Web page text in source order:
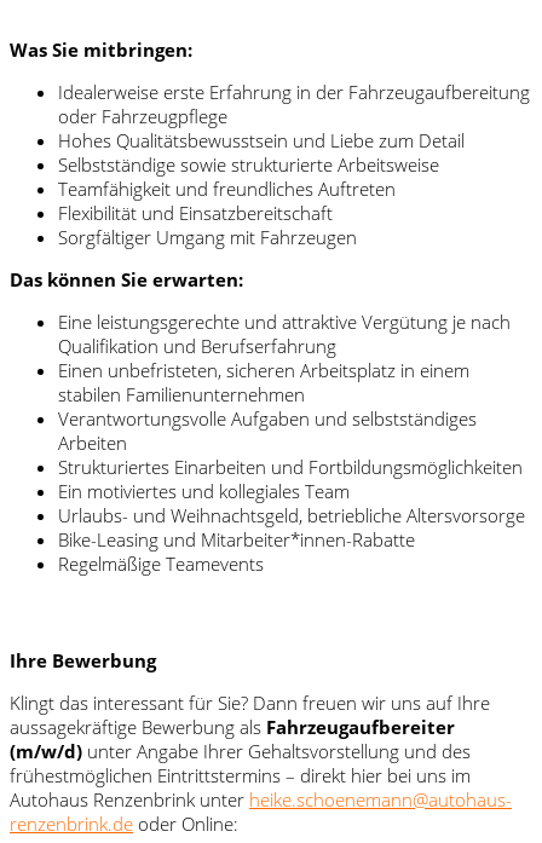
Was Sie mitbringen:
Idealerweise erste Erfahrung in der Fahrzeugaufbereitung
oder Fahrzeugpflege
Hohes Qualitätsbewusstsein und Liebe zum Detail
Selbstständige sowie strukturierte Arbeitsweise
Teamfähigkeit und freundliches Auftreten
Flexibilität und Einsatzbereitschaft
Sorgfältiger Umgang mit Fahrzeugen
Das können Sie erwarten:
Eine leistungsgerechte und attraktive Vergütung je nach
Qualifikation und Berufserfahrung
Einen unbefristeten, sicheren Arbeitsplatz in einem
stabilen Familienunternehmen
Verantwortungsvolle Aufgaben und selbstständiges
Arbeiten
Strukturiertes Einarbeiten und Fortbildungsmöglichkeiten
Ein motiviertes und kollegiales Team
Urlaubs- und Weihnachtsgeld, betriebliche Altersvorsorge
Bike-Leasing und Mitarbeiter*innen-Rabatte
Regelmäßige Teamevents
Ihre Bewerbung
Klingt das interessant für Sie? Dann freuen wir uns auf Ihre
aussagekräftige Bewerbung als Fahrzeugaufbereiter
(m/w/d) unter Angabe Ihrer Gehaltsvorstellung und des
frühestmöglichen Eintrittstermins – direkt hier bei uns im
Autohaus Renzenbrink unter heike.schoenemann@autohaus-
renzenbrink.de oder Online: